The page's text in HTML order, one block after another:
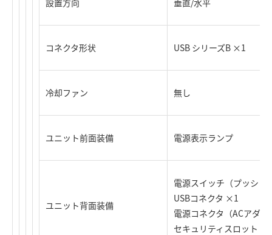
設置方向 垂直/水平
コネクタ形状 USB シリーズB ×1
冷却ファン 無し
ユニット前面装備 電源表示ランプ
ユニット背面装備
電源スイッチ（プッシュ
USBコネクタ ×1
電源コネクタ（ACアダプ
セキュリティスロット